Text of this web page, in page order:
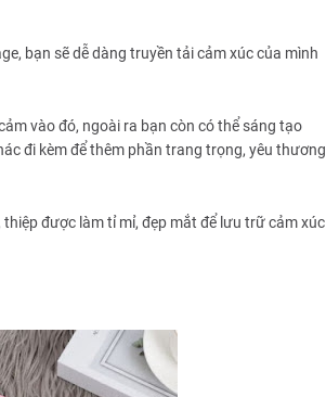
bạn sẽ dễ dàng truyền tải cảm xúc của mình
vào đó, ngoài ra bạn còn có thể sáng tạo
đi kèm để thêm phần trang trọng, yêu thương
thiệp được làm tỉ mỉ, đẹp mắt để lưu trữ cảm xúc